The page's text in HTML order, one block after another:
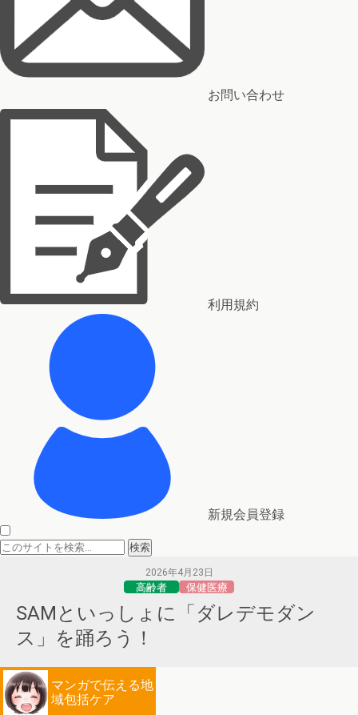
お問い合わせ
利用規約
新規会員登録
2026年4月23日
高齢者 保健医療
SAMといっしょに「ダレデモダン
ス」を踊ろう！
マンガで伝える地
域包括ケア